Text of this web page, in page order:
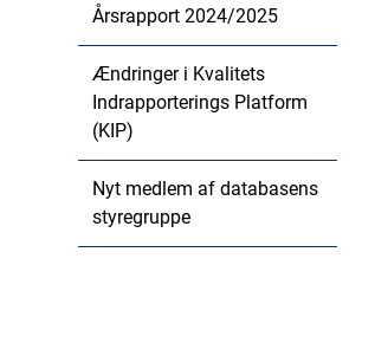
Årsrapport 2024/2025
Ændringer i Kvalitets
Indrapporterings Platform
(KIP)
Nyt medlem af databasens
styregruppe